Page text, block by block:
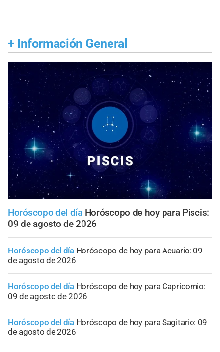
+ Información General
Horóscopo del día Horóscopo de hoy para Piscis:
09 de agosto de 2026
Horóscopo del día Horóscopo de hoy para Acuario: 09
de agosto de 2026
Horóscopo del día Horóscopo de hoy para Capricornio:
09 de agosto de 2026
Horóscopo del día Horóscopo de hoy para Sagitario: 09
de agosto de 2026